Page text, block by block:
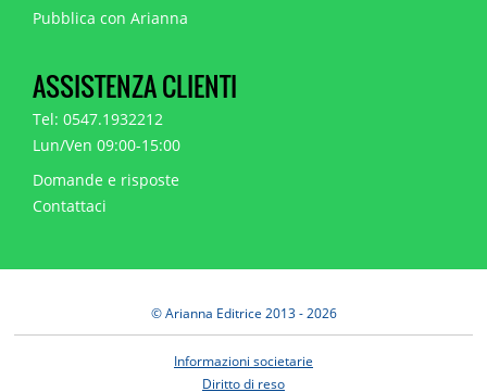
Pubblica con Arianna
ASSISTENZA CLIENTI
Tel: 0547.1932212
Lun/Ven 09:00-15:00
Domande e risposte
Contattaci
© Arianna Editrice 2013 - 2026
Informazioni societarie
Diritto di reso